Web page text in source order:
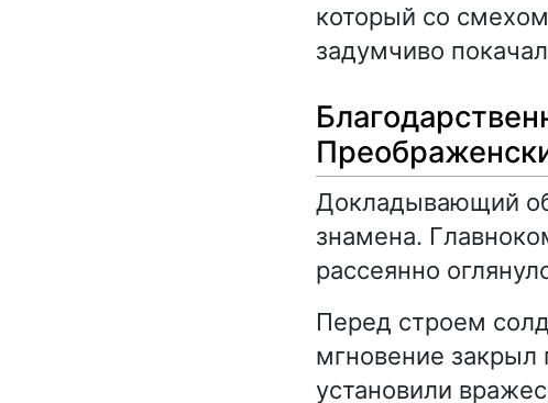
который со
задумчиво
Докладывающий
знамена.
рассеянно
Перед строем
мгновение закрыл
установили